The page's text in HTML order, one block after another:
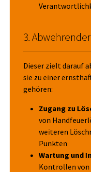
3.
Dieser zielt darauf
sie zu einer
gehören:
Zugang zu
von
weiteren
Punkten
Wartung und
Kontrollen von